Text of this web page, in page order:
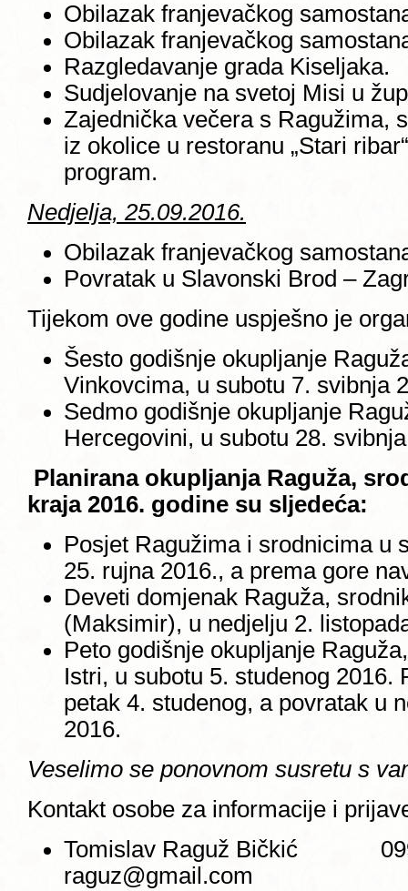
Obilazak franjevačkog
Obilazak franjevačkog
Razgledavanje grada Kiseljaka.
Sudjelovanje na svetoj Misi u
Zajednička večera s Ragužima,
iz okolice u restoranu „Stari
program.
Nedjelja, 25.09.2016.
Obilazak franjevačkog
Povratak u Slavonski Brod –
Tijekom ove godine uspješno je
Šesto godišnje okupljanje
Vinkovcima, u subotu 7. svibnja
Sedmo godišnje okupljanje
Hercegovini, u subotu 28.
Planirana okupljanja Raguža,
kraja 2016. godine su sljedeća:
Posjet Ragužima i srodnicima u
25. rujna 2016., a prema gore
Deveti domjenak Raguža,
(Maksimir), u nedjelju 2.
Peto godišnje okupljanje
Istri, u subotu 5. studenog 2016.
petak 4. studenog, a povratak u
2016.
Veselimo se ponovnom susretu s
Kontakt osobe za informacije i
Tomislav Raguž Bičkić
raguz@gmail.com